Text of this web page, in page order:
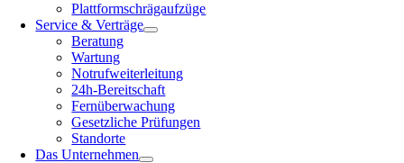
Plattformschrägaufzüge
Service & Verträge
Beratung
Wartung
Notrufweiterleitung
24h-Bereitschaft
Fernüberwachung
Gesetzliche Prüfungen
Standorte
Das Unternehmen